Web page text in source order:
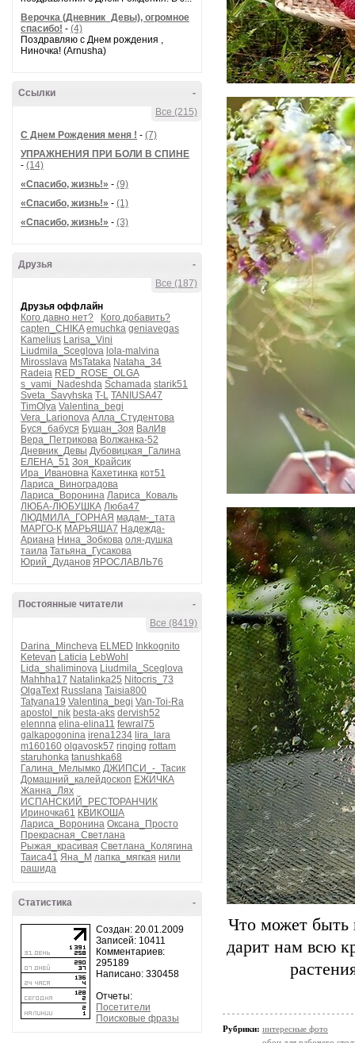
Верочка (Дневник_Девы), огромное
спасибо! - (4)
Поздравляю с Днем рождения ,
Ниночка! (Arnusha)
-
Ссылки
Все (215)
С Днем Рождения меня ! - (7)
УПРАЖНЕНИЯ ПРИ БОЛИ В СПИНЕ
- (14)
«Спасибо, жизнь!» - (9)
«Спасибо, жизнь!» - (1)
«Спасибо, жизнь!» - (3)
-
Друзья
Все (187)
Друзья оффлайн
Кого давно нет?
Кого добавить?
capten_CHIKA emuchka geniavegas
Kamelius Larisa_Vini
Liudmila_Sceglova lola-malvina
Mirosslava MsTataka Nataha_34
Radeia RED_ROSE_OLGA
s_vami_Nadeshda Schamada starik51
Sveta_Savyhska T-L TANIUSA47
TimOlya Valentina_begi
Vera_Larionova Алла_Студентова
Буся_бабуся Бущан_Зоя ВалИв
Вера_Петрикова Волжанка-52
Дневник_Девы Дубовицкая_Галина
ЕЛЕНА_51 Зоя_Крайсик
Ира_Ивановна Кахетинка кот51
Лариса_Виноградова
Лариса_Воронина Лариса_Коваль
ЛЮБА-ЛЮБУШКА Люба47
ЛЮДМИЛА_ГОРНАЯ мадам-_тата
МАРГО-К МАРЬЯША7 Надежда-
Ариана Нина_Зобкова оля-душка
таила Татьяна_Гусакова
Юрий_Дуданов ЯРОСЛАВЛЬ76
-
Постоянные читатели
Все (8419)
Darina_Mincheva ELMED Inkkognito
Ketevan Laticia LebWohl
Lida_shaliminova Liudmila_Sceglova
Mahhha17 Natalinka25 Nitocris_73
OlgaText Russlana Taisia800
Tatyana19 Valentina_begi Van-Toi-Ra
apostol_nik besta-aks dervish52
elennna elina-elina11 fewral75
galkapogonina irena1234 lira_lara
m160160 olgavosk57 ringing rottam
staruhonka tanushka68
Галина_Мелымко ДЖИПСИ_-_Тасик
Домашний_калейдоскоп ЕЖИЧКА
Жанна_Лях
ИСПАНСКИЙ_РЕСТОРАНЧИК
Ириночка61 КВИКОША
Лариса_Воронина Оксана_Просто
Прекрасная_Светлана
Рыжая_красивая Светлана_Колягина
Таиса41 Яна_М лапка_мягкая нили
рашида
-
Статистика
Создан: 20.01.2009
Записей: 10411
Комментариев:
295189
Написано: 330458
Отчеты:
Посетители
Поисковые фразы
Что может быть
дарит нам всю
Рубрики: интересные фото